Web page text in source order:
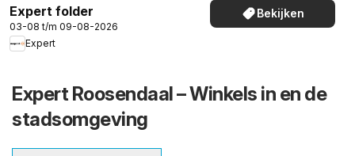
Expert folder
03-08 t/m 09-08-2026
Expert
Bekijken
Expert Roosendaal – Winkels in en de
stadsomgeving